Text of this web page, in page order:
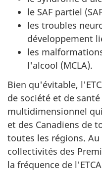
le SAF partiel
les troubles
développement
les
l'alcool (MCLA).
Bien qu'évitable,
de société et de
multidimensionnel
et des Canadiens de
toutes les régions.
collectivités des
la fréquence de